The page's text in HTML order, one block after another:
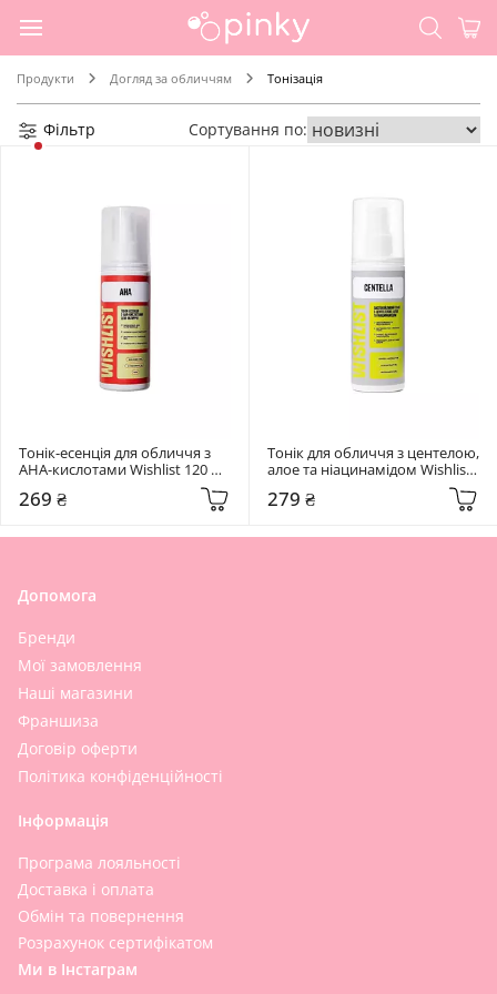
Продукти Догляд за обличчям Тонізація
Фільтр Сортування по:
Тонік-есенція для обличчя з
AHA-кислотами Wishlist 120 мл
269 ₴
Тонік для обличчя з центелою,
алое та ніацинамідом Wishlist
279 ₴
Допомога
Бренди
Мої замовлення
Наші магазини
Франшиза
Договір оферти
Політика конфіденційності
Інформація
Програма лояльності
Доставка і оплата
Обмін та повернення
Розрахунок сертифікатом
Ми в Інстаграм